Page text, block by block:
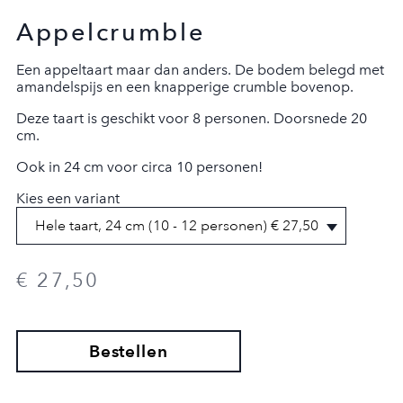
Appelcrumble
Een appeltaart maar dan anders. De bodem belegd met
amandelspijs en een knapperige crumble bovenop.
Deze taart is geschikt voor 8 personen. Doorsnede 20
cm.
Ook in 24 cm voor circa 10 personen!
Kies een variant
€ 27,50
Bestellen